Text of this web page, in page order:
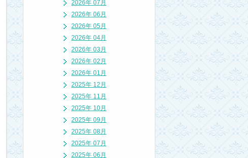
2026年 07月
2026年 06月
2026年 05月
2026年 04月
2026年 03月
2026年 02月
2026年 01月
2025年 12月
2025年 11月
2025年 10月
2025年 09月
2025年 08月
2025年 07月
2025年 06月